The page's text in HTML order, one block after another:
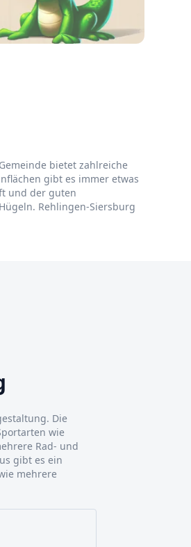
bietet zahlreiche
gibt es immer etwas
und der guten
Rehlingen-Siersburg
Die
wie
Rad- und
gibt es ein
mehrere